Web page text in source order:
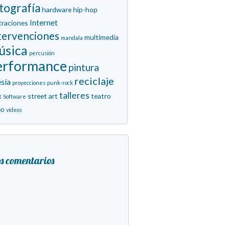
hardwarehip-hop
Internet
mandala multimedia
percusión
pintura
proyecciones punk-rock reciclaje
Software street art talleres teatro
vídeos
comentarios